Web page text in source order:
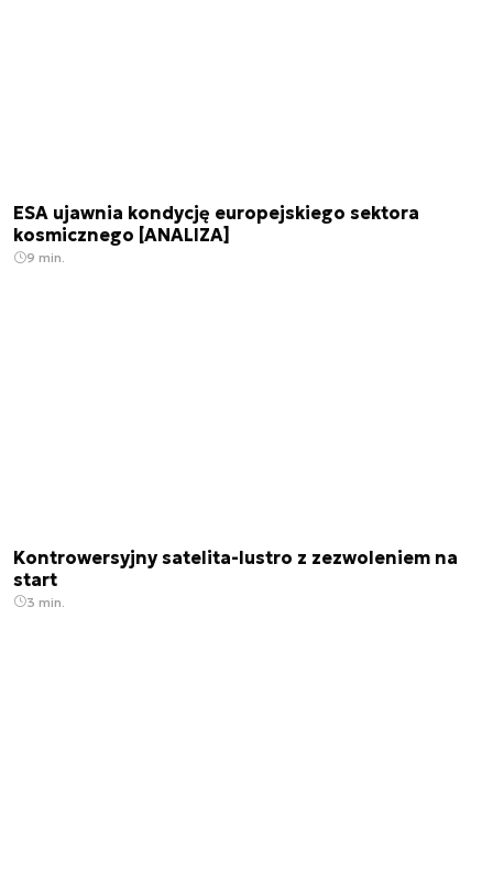
ESA ujawnia kondycję europejskiego sektora
kosmicznego [ANALIZA]
9 min.
Kontrowersyjny satelita-lustro z zezwoleniem na
start
3 min.